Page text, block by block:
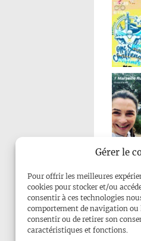
Gérer le
Pour offrir les meilleures
cookies pour stocker et/ou
consentir à ces technologies
comportement de navigation ou
consentir ou de retirer son
caractéristiques et fonctions.